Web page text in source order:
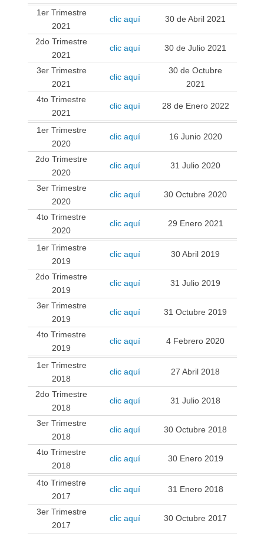
1er Trimestre
2021
clic aquí 30 de Abril 2021
2do Trimestre
2021
clic aquí 30 de Julio 2021
3er Trimestre
2021
clic aquí
30 de Octubre
2021
4to Trimestre
2021
clic aquí 28 de Enero 2022
1er Trimestre
2020
clic aquí 16 Junio 2020
2do Trimestre
2020
clic aquí 31 Julio 2020
3er Trimestre
2020
clic aquí 30 Octubre 2020
4to Trimestre
2020
clic aquí 29 Enero 2021
1er Trimestre
2019
clic aquí 30 Abril 2019
2do Trimestre
2019
clic aquí 31 Julio 2019
3er Trimestre
2019
clic aquí 31 Octubre 2019
4to Trimestre
2019
clic aquí 4 Febrero 2020
1er Trimestre
2018
clic aquí 27 Abril 2018
2do Trimestre
2018
clic aquí 31 Julio 2018
3er Trimestre
2018
clic aquí 30 Octubre 2018
4to Trimestre
2018
clic aquí 30 Enero 2019
4to Trimestre
2017
clic aquí 31 Enero 2018
3er Trimestre
2017
clic aquí 30 Octubre 2017